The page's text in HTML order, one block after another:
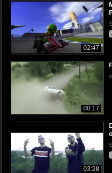
02:47
00:17
03:28